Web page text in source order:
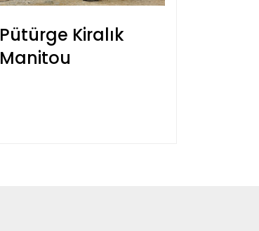
Pütürge Kiralık
Manitou